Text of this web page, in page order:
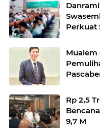
Perkuat
Mualem
Rp 2,5
9,7 M